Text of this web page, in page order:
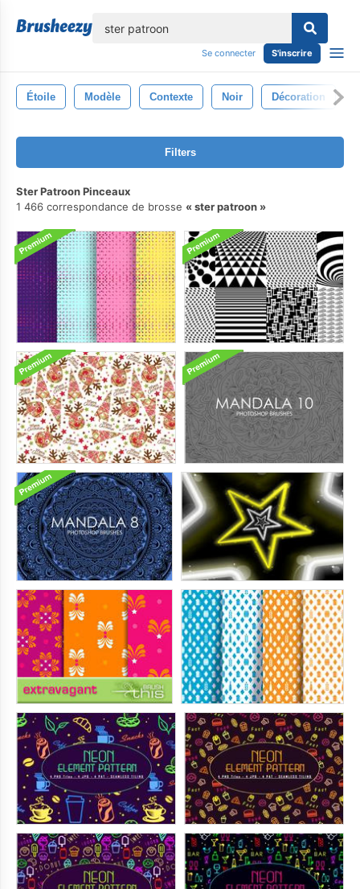
Se connecter S'inscrire
Étoile Modèle Contexte Noir Décoration
Filters
Ster Patroon Pinceaux
1 466 correspondance de brosse
ster patroon